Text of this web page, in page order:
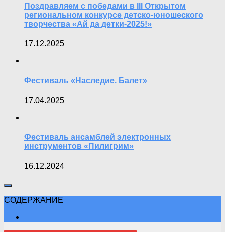
Поздравляем с победами в III Открытом
региональном конкурсе детско-юношеского
творчества «Ай да детки-2025!»
17.12.2025
Фестиваль «Наследие. Балет»
17.04.2025
Фестиваль ансамблей электронных
инструментов «Пилигрим»
16.12.2024
СОДЕРЖАНИЕ